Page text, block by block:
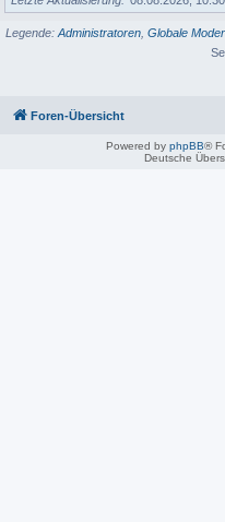
Legende: Administratoren Globale
Foren-Übersicht
Powered by phpBB®
Deutsche